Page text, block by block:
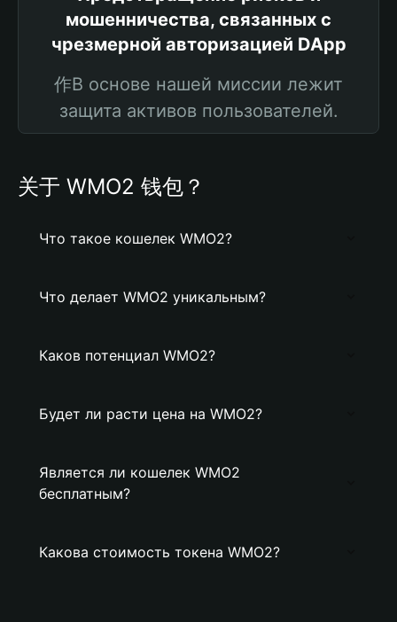
мошенничества, связанных с
чрезмерной авторизацией DApp
作В основе нашей миссии лежит
защита активов пользователей.
关于 WMO2 钱包？
Что такое кошелек WMO2?
Что делает WMO2 уникальным?
Каков потенциал WMO2?
Будет ли расти цена на WMO2?
Является ли кошелек WMO2
бесплатным?
Какова стоимость токена WMO2?